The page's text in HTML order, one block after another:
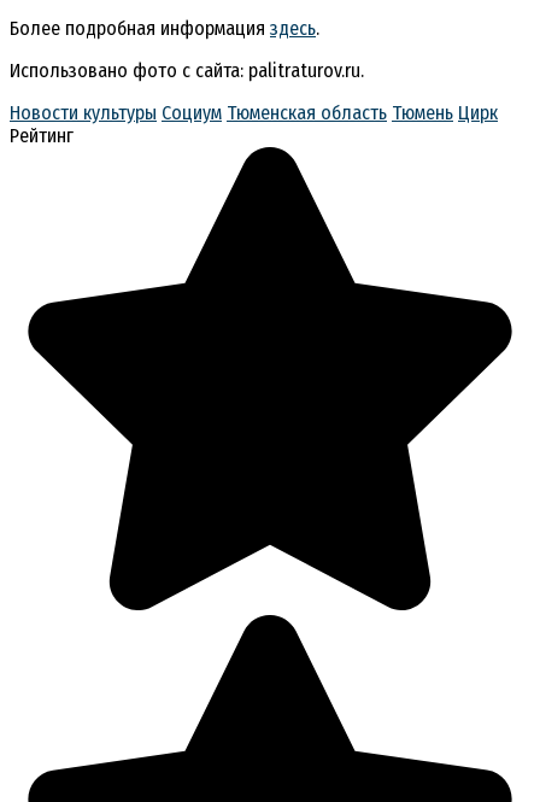
Более подробная информация здесь.
Использовано фото с сайта: palitraturov.ru.
Новости культуры Социум Тюменская область Тюмень Цирк
Рейтинг